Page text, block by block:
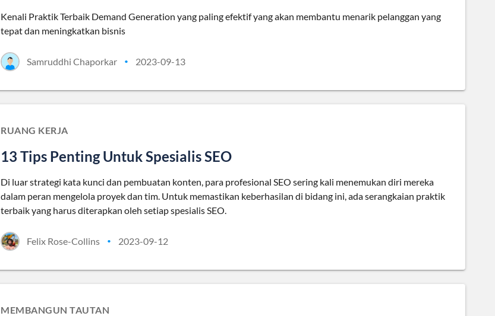
Kenali Praktik Terbaik Demand Generation yang paling efektif yang akan membantu menarik pelanggan yang
tepat dan meningkatkan bisnis
Samruddhi Chaporkar • 2023-09-13
RUANG KERJA
13 Tips Penting Untuk Spesialis SEO
Di luar strategi kata kunci dan pembuatan konten, para profesional SEO sering kali menemukan diri mereka
dalam peran mengelola proyek dan tim. Untuk memastikan keberhasilan di bidang ini, ada serangkaian praktik
terbaik yang harus diterapkan oleh setiap spesialis SEO.
Felix Rose-Collins • 2023-09-12
MEMBANGUN TAUTAN